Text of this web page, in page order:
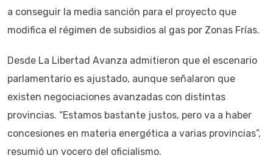
a conseguir la media sanción para el proyecto que
modifica el régimen de subsidios al gas por Zonas Frías.
Desde La Libertad Avanza admitieron que el escenario
parlamentario es ajustado, aunque señalaron que
existen negociaciones avanzadas con distintas
provincias. “Estamos bastante justos, pero va a haber
concesiones en materia energética a varias provincias”,
resumió un vocero del oficialismo.